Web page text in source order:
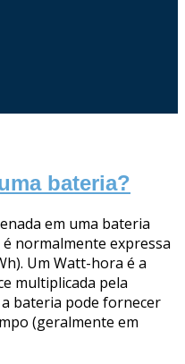
bateria?
em uma bateria
normalmente expressa
Um Watt-hora é a
multiplicada pela
bateria pode fornecer
(geralmente em